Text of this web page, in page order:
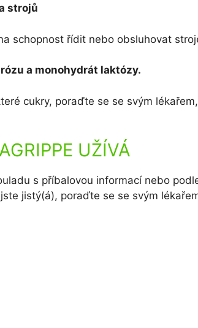
strojů
schopnost řídit nebo obsluhovat
a monohydrát laktózy.
cukry, poraďte se se svým
UŽÍVÁ
s příbalovou informací nebo
jistý(á), poraďte se se svým